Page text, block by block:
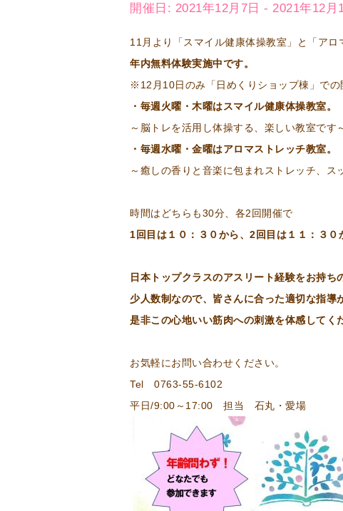
開催日: 2021年12月7日 - 2021年12月
11月より「スマイル健康体操教室」と「アロ
年内無料体験実施中です。
※12月10日のみ「日めくりショップ棟」での
・毎週火曜・木曜はスマイル健康体操教室。
～脳トレを活用し体操する、楽しい教室です
・毎週水曜・金曜はアロマストレッチ教室。
～癒しの香りと音楽に包まれストレッチ、ス
時間はどちらも30分、各2回開催で
1回目は１０：３０から、2回目は１１：３０
日本トップクラスのアスリート経験をお持ち
少人数制なので、皆さんに合った適切な指導
是非この心地いい筋肉への刺激を体感してく
お気軽にお問い合わせください。
Tel 0763-55-6102
平日/9:00～17:00 担当 石丸・愛場